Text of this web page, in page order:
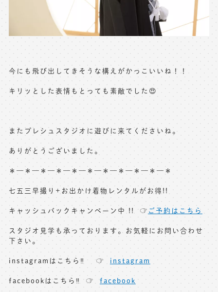
今にも飛び出してきそうな構えがかっこいいね！！
キリッとした表情もとっても素敵でした😍
またプレシュスタジオに遊びに来てくださいね。
ありがとうございました。
＊—＊—＊—＊—＊—＊—＊—＊—＊—＊—＊
七五三早撮り+お出かけ着物レンタルがお得!!
キャッシュバックキャンペーン中 !! ☞ ご予約はこちら
スタジオ見学も承っております。お気軽にお問い合わせ
下さい。
instagramはこちら‼︎ ☞ instagram
facebookはこちら‼︎ ☞ facebook